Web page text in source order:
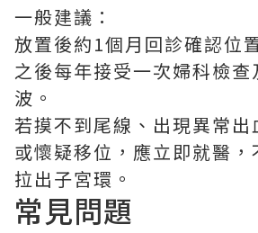
一般建議：
放置後約1個月回診確認位
之後每年接受一次婦科檢查
波。
若摸不到尾線、出現異常出
或懷疑移位，應立即就醫，
拉出子宮環。
常見問題